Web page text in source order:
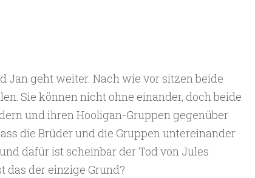
Jan geht weiter. Nach wie vor sitzen beide
Sie können nicht ohne einander, doch beide
und ihren Hooligan-Gruppen gegenüber
die Brüder und die Gruppen untereinander
dafür ist scheinbar der Tod von Jules
das der einzige Grund?